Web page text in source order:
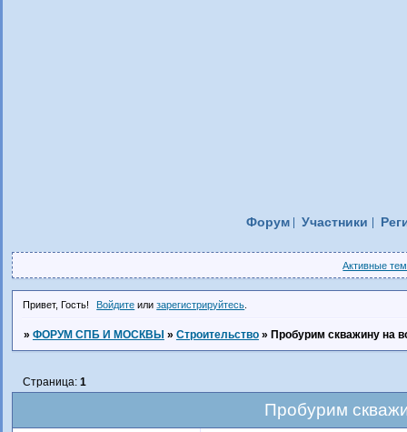
Форум Участники
Активные
Привет, Гость! Войдите илизарегистрируйтесь
» ФОРУМ СПБ И МОСКВЫ » Строительство » Пробурим скважину на
Пробурим
Страница: 1